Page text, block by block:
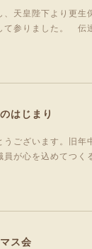
天皇陛下より更生
て参りました。 伝
はじまり
ございます。旧年
員が心を込めてつ
ス会